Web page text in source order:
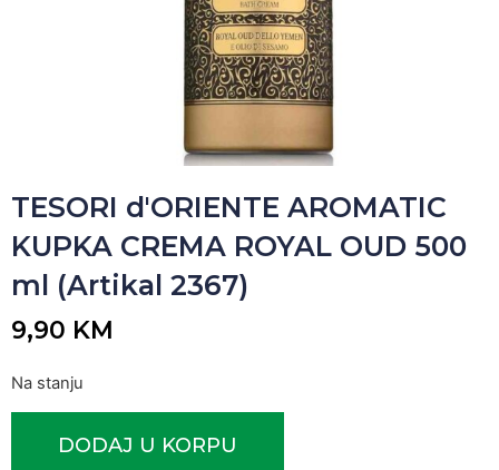
TESORI d'ORIENTE AROMATIC
KUPKA CREMA ROYAL OUD 500
ml (Artikal 2367)
9,90 KM
Na stanju
DODAJ U KORPU